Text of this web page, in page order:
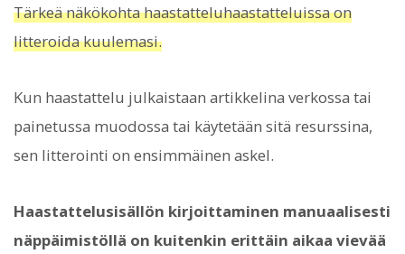
Tärkeä näkökohta haastatteluhaastatteluissa on
litteroida kuulemasi.
Kun haastattelu julkaistaan ​​artikkelina verkossa tai
painetussa muodossa tai käytetään sitä resurssina,
sen litterointi on ensimmäinen askel.
Haastattelusisällön kirjoittaminen manuaalisesti
näppäimistöllä on kuitenkin erittäin aikaa vievää